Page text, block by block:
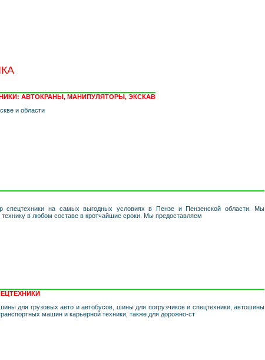
АВТОКРАНЫ, МАНИПУЛЯТОРЫ, ЭКСКАВ
и области
спецтехники на самых выгодных условиях в Пензе и Пензенской области. Мы
в любом составе в кротчайшие сроки. Мы предоставляем
для грузовых авто и автобусов, шины для погрузчиков и спецтехники, автошины
машин и карьерной техники, также для дорожно-ст